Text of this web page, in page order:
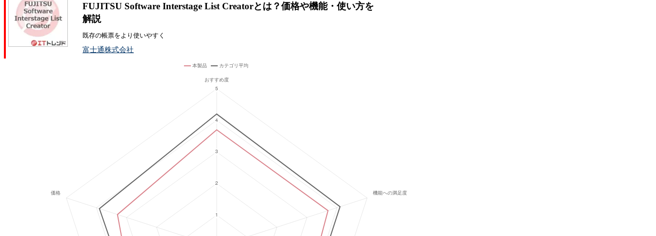
FUJITSU Software Interstage List Creatorとは？価格や機能・使い方を
解説
既存の帳票をより使いやすく
富士通株式会社